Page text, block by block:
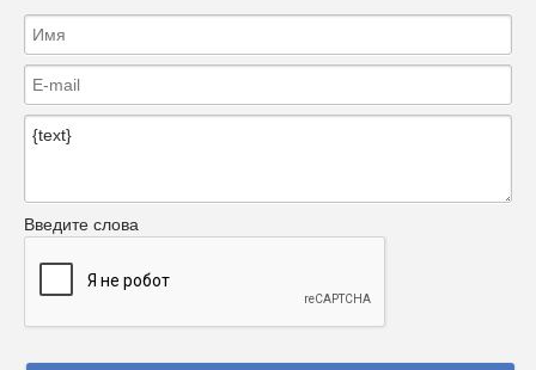
Введите слова